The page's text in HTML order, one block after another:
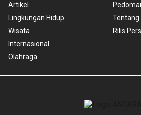
Artikel
Lingkungan Hidup
Wisata
Internasional
Olahraga
Tentang
Rilis Pers